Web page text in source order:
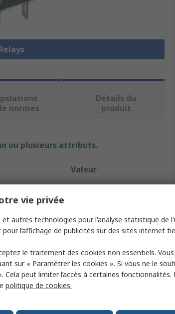
normes
Détails du
produit
ou plusieurs attributs.
Valeur
Power Relay
SPDT
G2R
vie privée
et autres technologies pour l'analyse statistique de
l’affichage de publicités sur des sites internet
le traitement des cookies non essentiels.
sur « Paramétrer les cookies ». Si vous ne le
Cela peut limiter l’accès à certaines fonctionnalités.
politique de cookies.